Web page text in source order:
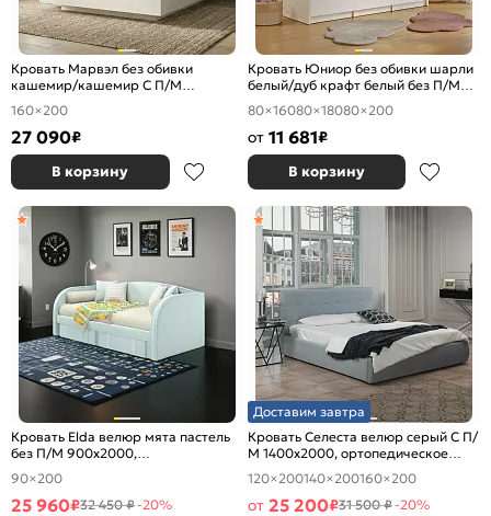
Кровать Марвэл без обивки
кашемир/кашемир С П/М
1600x2000, ортопедическое
основание, изголовье жесткое
160×200
27 090₽
В корзину
Кровать Юниор без обивки шарли
белый/дуб крафт белый без П/М
800x1600, изголовье жесткое
80×16080×18080×200
от 11 681₽
В корзину
Кровать Elda велюр мята пастель
без П/М 900x2000,
ортопедическое основание,
изголовье мягкое
90×200
25 960₽32 450 ₽-20%
Доставим завтра
Кровать Селеста велюр серый С П/
М 1400x2000, ортопедическое
основание, изголовье мягкое
120×200140×200160×200
от 25 200₽31 500 ₽-20%